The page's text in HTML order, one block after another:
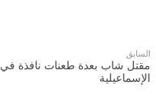
السابق
مقتل شاب بعدة طعنات نافذة في
الإسماعيلية